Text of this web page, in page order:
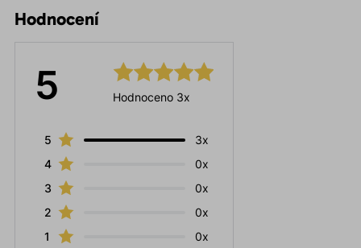
Hodnocení
5 Hodnoceno 3x
5
3x
4
0x
3
0x
2
0x
1
0x